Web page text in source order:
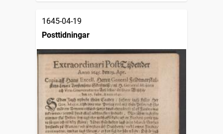
1645-04-19
Posttidningar